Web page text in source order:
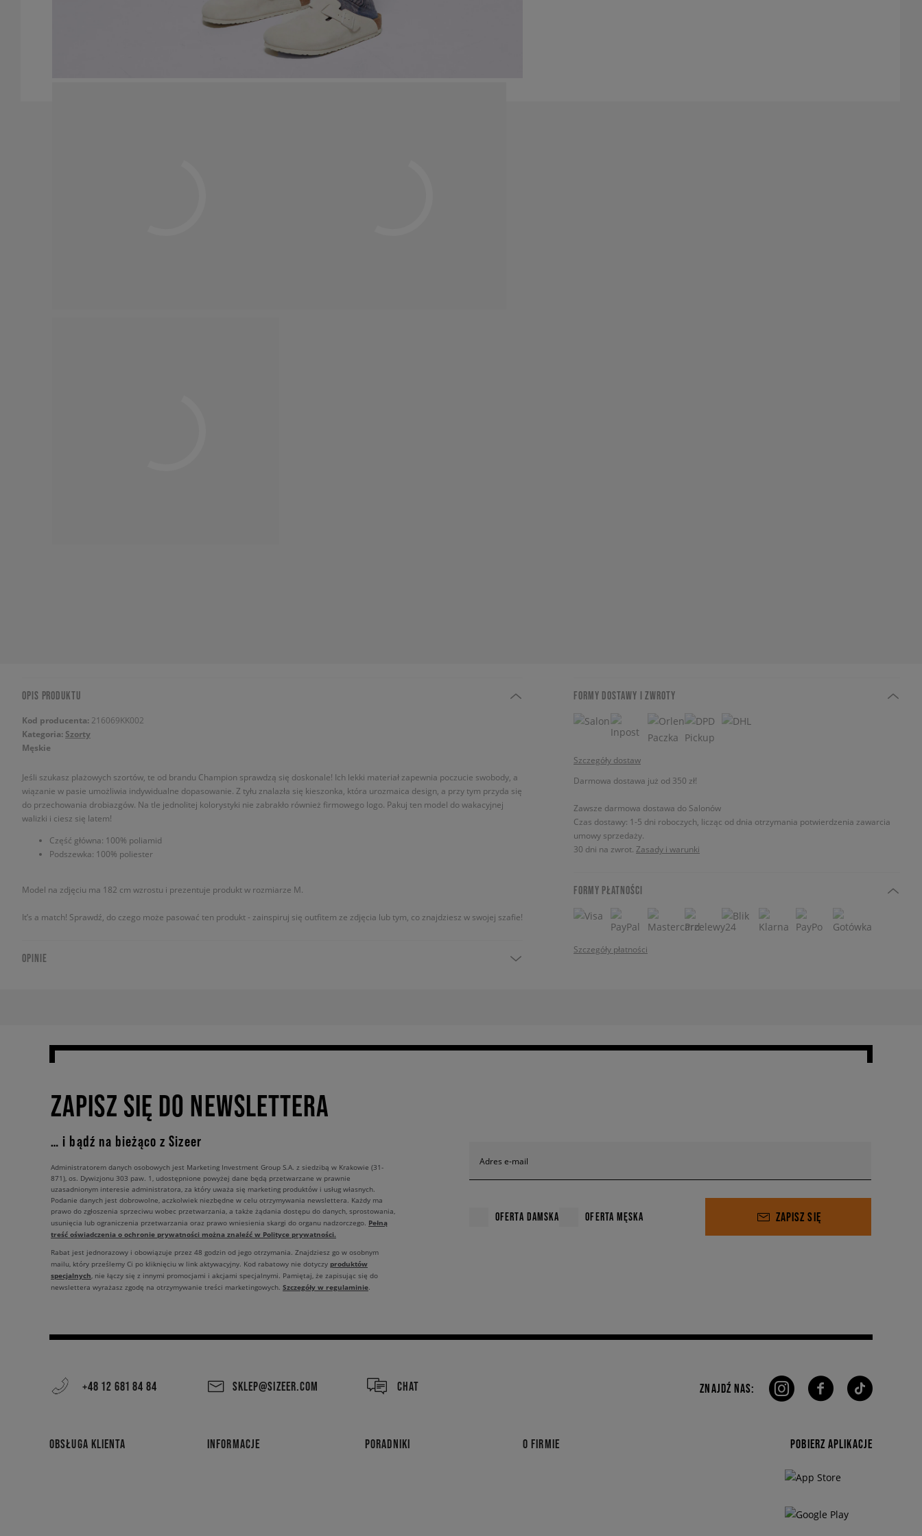
OPIS PRODUKTU
Kod producenta: 216069KK002
Kategoria: Szorty
Męskie
Jeśli szukasz plażowych szortów, te od brandu Champion sprawdzą się doskonale! Ich lekki materiał zapewnia poczucie swobody, a
wiązanie w pasie umożliwia indywidualne dopasowanie. Z tyłu znalazła się kieszonka, która urozmaica design, a przy tym przyda się
do przechowania drobiazgów. Na tle jednolitej kolorystyki nie zabrakło również firmowego logo. Pakuj ten model do wakacyjnej
walizki i ciesz się latem!
Część główna: 100% poliamid
Podszewka: 100% poliester
Model na zdjęciu ma 182 cm wzrostu i prezentuje produkt w rozmiarze M.
It’s a match! Sprawdź, do czego może pasować ten produkt - zainspiruj się outfitem ze zdjęcia lub tym, co znajdziesz w swojej szafie!
OPINIE
FORMY DOSTAWY I ZWROTY
Szczegóły dostaw
Darmowa dostawa już od 350 zł!
Zawsze darmowa dostawa do Salonów
Czas dostawy: 1-5 dni roboczych, licząc od dnia otrzymania potwierdzenia zawarcia
umowy sprzedaży.
30 dni na zwrot. Zasady i warunki
FORMY PŁATNOŚCI
Szczegóły płatności
ZAPISZ SIĘ DO NEWSLETTERA
… i bądź na bieżąco z Sizeer
Adres e-mail
OFERTA DAMSKA OFERTA MĘSKA ZAPISZ SIĘ
Administratorem danych osobowych jest Marketing Investment Group S.A. z siedzibą w Krakowie (31-
871), os. Dywizjonu 303 paw. 1, udostępnione powyżej dane będą przetwarzane w prawnie
uzasadnionym interesie administratora, za który uważa się marketing produktów i usług własnych.
Podanie danych jest dobrowolne, aczkolwiek niezbędne w celu otrzymywania newslettera. Każdy ma
prawo do zgłoszenia sprzeciwu wobec przetwarzania, a także żądania dostępu do danych, sprostowania,
usunięcia lub ograniczenia przetwarzania oraz prawo wniesienia skargi do organu nadzorczego. Pełną
treść oświadczenia o ochronie prywatności można znaleźć w Polityce prywatności.
Rabat jest jednorazowy i obowiązuje przez 48 godzin od jego otrzymania. Znajdziesz go w osobnym
mailu, który prześlemy Ci po kliknięciu w link aktywacyjny. Kod rabatowy nie dotyczy produktów
specjalnych, nie łączy się z innymi promocjami i akcjami specjalnymi. Pamiętaj, że zapisując się do
newslettera wyrażasz zgodę na otrzymywanie treści marketingowych. Szczegóły w regulaminie.
+48 12 681 84 84 SKLEP@SIZEER.COM CHAT
OBSŁUGA KLIENTA INFORMACJE PORADNIKI O FIRMIE
ZNAJDŹ NAS:
POBIERZ APLIKACJE